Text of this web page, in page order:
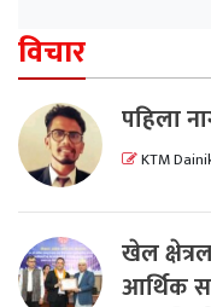
विचार
पहिला
KTM
खेल
आर्थिक